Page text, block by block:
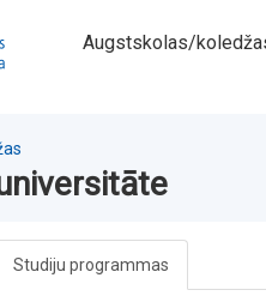
Augstskolas/
Studiju programmas